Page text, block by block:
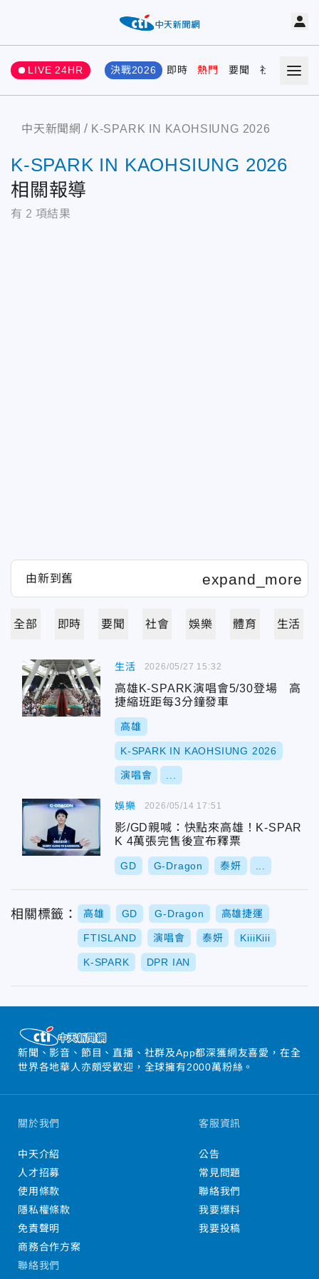
LIVE 24HR 決戰2026 即時 熱門 要聞 社會 娛樂
中天新聞網 K-SPARK IN KAOHSIUNG 2026
K-SPARK IN KAOHSIUNG 2026
相關報導
有 2 項結果
全部 即時 要聞 社會 娛樂 體育 生活
生活
高雄K-SPARK演唱會5/30登場 高
捷縮班距每3分鐘發車
高雄
K-SPARK IN KAOHSIUNG 2026
演唱會
2026/05/27 15:32
娛樂
影/GD親喊：快點來高雄！K-SPAR
K 4萬張完售後宣布釋票
GD G-Dragon 泰妍
2026/05/14 17:51
相關標籤： 高雄 GD G-Dragon 高雄捷運
FTISLAND 演唱會 泰妍 KiiiKiii
K-SPARK DPR IAN
新聞、影音、節目、直播、社群及App都深獲網友喜愛，在全
世界各地華人亦頗受歡迎，全球擁有2000萬粉絲。
關於我們
中天介紹
人才招募
使用條款
隱私權條款
免責聲明
商務合作方案
客服資訊
公告
常見問題
聯絡我們
我要爆料
我要投稿
聯絡我們